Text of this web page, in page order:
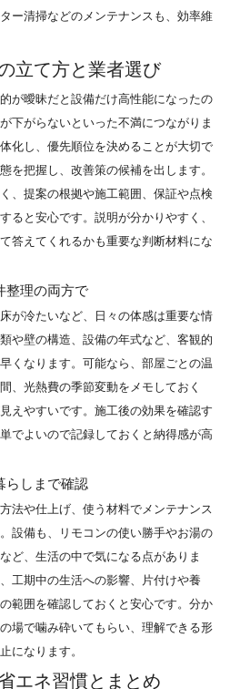
ー清掃などのメンテナンスも、効率維
立て方と業者選び
が曖昧だと設備だけ高性能になったの
下がらないといった不満につながりま
化し、優先順位を決めることが大切で
を把握し、改善策の候補を出します。
、提案の根拠や施工範囲、保証や点検
ると安心です。説明が分かりやすく、
答えてくれるかも重要な判断材料にな
整理の両方で
が冷たいなど、日々の体感は重要な情
や壁の構造、設備の年式など、客観的
くなります。可能なら、部屋ごとの温
、光熱費の季節変動をメモしておく
えやすいです。施工後の効果を確認す
でよいので記録しておくと納得感が高
らしまで確認
法や仕上げ、使う材料でメンテナンス
設備も、リモコンの使い勝手やお湯の
ど、生活の中で気になる点がありま
工期中の生活への影響、片付けや養
範囲を確認しておくと安心です。分か
場で噛み砕いてもらい、理解できる形
になります。
エネ習慣とまとめ